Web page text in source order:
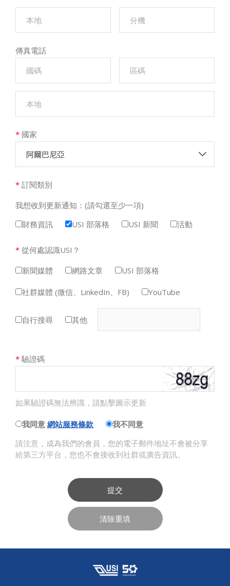
傳真電話
* 國家
阿爾巴尼亞
* 訂閱類別
我想收到更新通知：(請勾選至少一項)
財務資訊
USI 部落格 USI 新聞 活動
* 從何處認識USI？
新聞媒體
網路文章 USI 部落格
社群媒體 (微信、LinkedIn、FB) YouTube
自行搜尋 其他
* 驗證碼
如果驗證碼無法辨識，請點擊圖示更新
我同意 網站服務條款
我不同意
請注意，成為我們的會員，您的電子郵件地址不會被分享
給第三方平台，您也不會接收到社群或廣告資訊。
提交
清除重填